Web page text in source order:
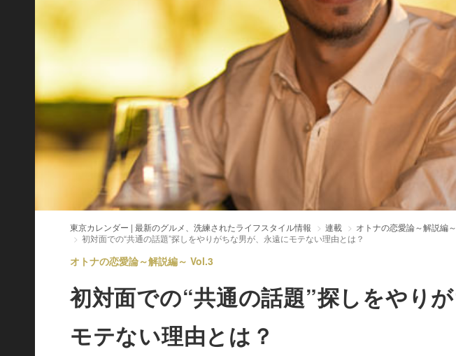
東京カレンダー | 最新のグルメ、洗練されたライフスタイル情報 連載
オトナの恋愛論～解説編～
初対面での“共通の話題”探しをやりがちな男が、永遠にモテない理由とは？
オトナの恋愛論～解説編～ Vol.3
初対面での“共通の話題”探しをやり
モテない理由とは？